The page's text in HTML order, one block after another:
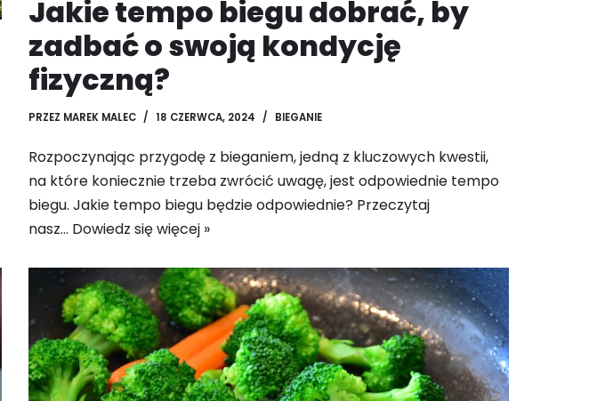
Jakie tempo biegu dobrać, by
zadbać o swoją kondycję
fizyczną?
PRZEZ MAREK MALEC 18 CZERWCA, 2024 BIEGANIE
Rozpoczynając przygodę z bieganiem, jedną z kluczowych kwestii,
na które koniecznie trzeba zwrócić uwagę, jest odpowiednie tempo
biegu. Jakie tempo biegu będzie odpowiednie? Przeczytaj
nasz… Dowiedz się więcej »